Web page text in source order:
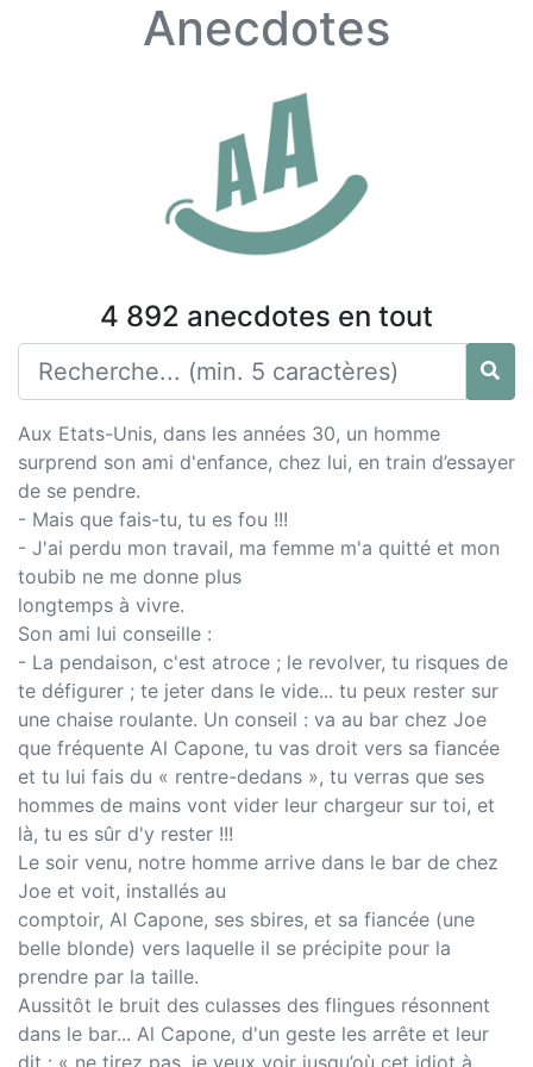
Anecdotes
4 892 anecdotes en tout
Aux Etats-Unis, dans les années 30, un homme
surprend son ami d'enfance, chez lui, en train d’essayer
de se pendre.
- Mais que fais-tu, tu es fou !!!
- J'ai perdu mon travail, ma femme m'a quitté et mon
toubib ne me donne plus
longtemps à vivre.
Son ami lui conseille :
- La pendaison, c'est atroce ; le revolver, tu risques de
te défigurer ; te jeter dans le vide... tu peux rester sur
une chaise roulante. Un conseil : va au bar chez Joe
que fréquente Al Capone, tu vas droit vers sa fiancée
et tu lui fais du « rentre-dedans », tu verras que ses
hommes de mains vont vider leur chargeur sur toi, et
là, tu es sûr d'y rester !!!
Le soir venu, notre homme arrive dans le bar de chez
Joe et voit, installés au
comptoir, Al Capone, ses sbires, et sa fiancée (une
belle blonde) vers laquelle il se précipite pour la
prendre par la taille.
Aussitôt le bruit des culasses des flingues résonnent
dans le bar... Al Capone, d'un geste les arrête et leur
dit : « ne tirez pas, je veux voir jusqu’où cet idiot à